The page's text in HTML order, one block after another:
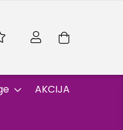
AKCIJA